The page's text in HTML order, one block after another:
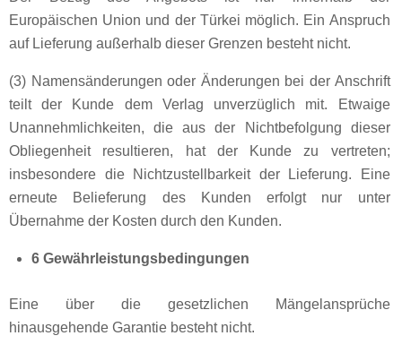
Europäischen Union und der Türkei möglich. Ein Anspruch
auf Lieferung außerhalb dieser Grenzen besteht nicht.
(3) Namensänderungen oder Änderungen bei der Anschrift
teilt der Kunde dem Verlag unverzüglich mit. Etwaige
Unannehmlichkeiten, die aus der Nichtbefolgung dieser
Obliegenheit resultieren, hat der Kunde zu vertreten;
insbesondere die Nichtzustellbarkeit der Lieferung. Eine
erneute Belieferung des Kunden erfolgt nur unter
Übernahme der Kosten durch den Kunden.
6 Gewährleistungsbedingungen
Eine über die gesetzlichen Mängelansprüche
hinausgehende Garantie besteht nicht.